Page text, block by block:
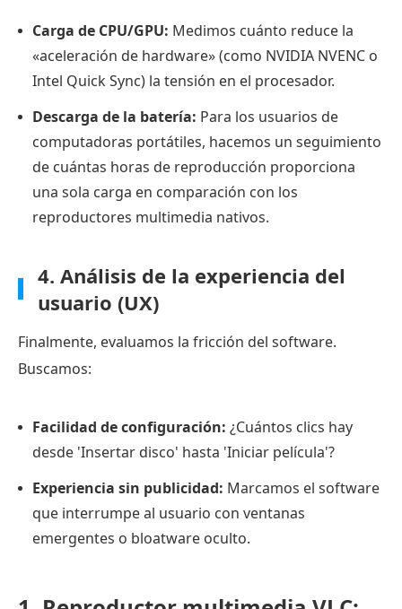
mejorados.
7.
PotPlayer:
Ideal
para
usuarios
de
Windows
tecnología
que
exigen
Mac:
El
reproductor
Carga de CPU/GPU: Medimos cuánto reduce la
«aceleración de hardware» (como NVIDIA NVENC o
Intel Quick Sync) la tensión en el procesador.
Descarga de la batería: Para los usuarios de
computadoras portátiles, hacemos un seguimiento
de cuántas horas de reproducción proporciona
una sola carga en comparación con los
reproductores multimedia nativos.
4. Análisis de la experiencia del
usuario (UX)
Finalmente, evaluamos la fricción del software.
Buscamos:
Facilidad de configuración: ¿Cuántos clics hay
desde 'Insertar disco' hasta 'Iniciar película'?
Experiencia sin publicidad: Marcamos el software
que interrumpe al usuario con ventanas
emergentes o bloatware oculto.